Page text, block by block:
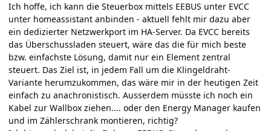
Ich hoffe, ich kann die Steuerbox mittels EEBUS unter EVCC
unter homeassistant anbinden - aktuell fehlt mir dazu aber
ein dedizierter Netzwerkport im HA-Server. Da EVCC bereits
das Überschussladen steuert, wäre das die für mich beste
bzw. einfachste Lösung, damit nur ein Element zentral
steuert. Das Ziel ist, in jedem Fall um die Klingeldraht-
Variante herumzukommen, das wäre mir in der heutigen Zeit
einfach zu anachronistisch. Ausserdem müsste ich noch ein
Kabel zur Wallbox ziehen.... oder den Energy Manager kaufen
und im Zählerschrank montieren, richtig?